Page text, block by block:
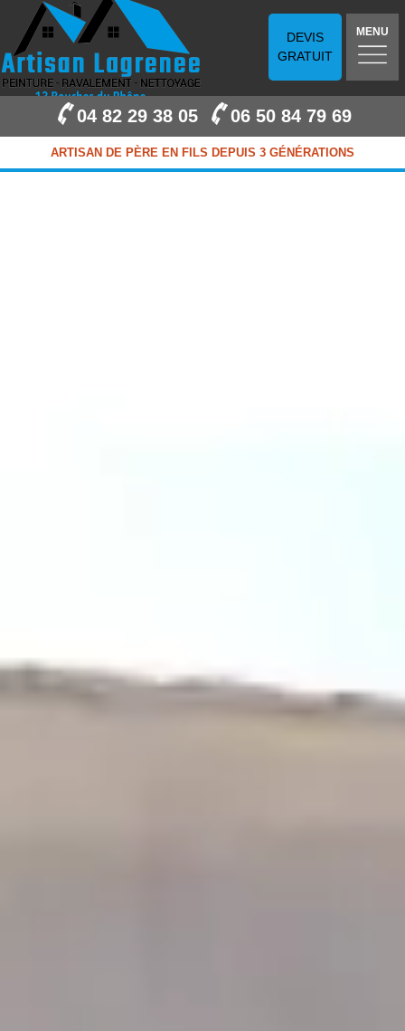
DEVIS
GRATUIT
MENU
04 82 29 38 05 06 50 84 79 69
ARTISAN DE PÈRE EN FILS DEPUIS 3 GÉNÉRATIONS